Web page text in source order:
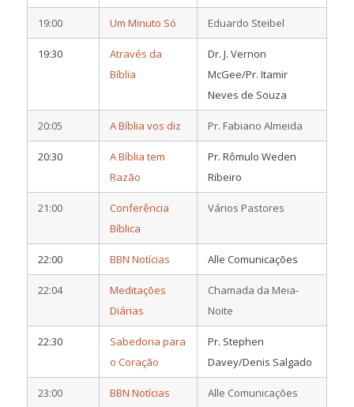
19:00 Um Minuto Só Eduardo Steibel
19:30
Através da
Bíblia
Dr. J. Vernon
McGee/Pr. Itamir
Neves de Souza
20:05 A Bíblia vos diz Pr. Fabiano Almeida
20:30
A Bíblia tem
Razão
Pr. Rômulo Weden
Ribeiro
21:00
Conferência
Bíblica
Vários Pastores
22:00 BBN Notícias Alle Comunicações
22:04
Meditações
Diárias
Chamada da Meia-
Noite
22:30
Sabedoria para
o Coração
Pr. Stephen
Davey/Denis Salgado
23:00 BBN Notícias Alle Comunicações